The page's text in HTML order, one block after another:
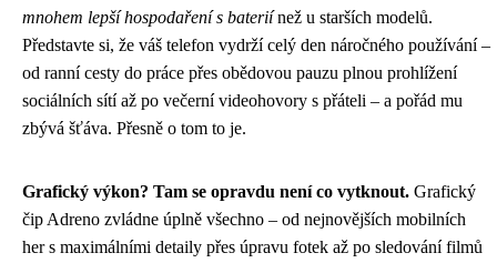
mnohem lepší hospodaření s bateriínež u starších modelů.
Představte si, že váš telefon vydrží celý den náročného používání –
od ranní cesty do práce přes obědovou pauzu plnou prohlížení
sociálních sítí až po večerní videohovory s přáteli – a pořád mu
zbývá šťáva. Přesně o tom to je.
Grafický výkon? Tam se opravdu není co vytknout. Grafický
čip Adreno zvládne úplně všechno – od nejnovějších mobilních
her s maximálními detaily přes úpravu fotek až po sledování filmů